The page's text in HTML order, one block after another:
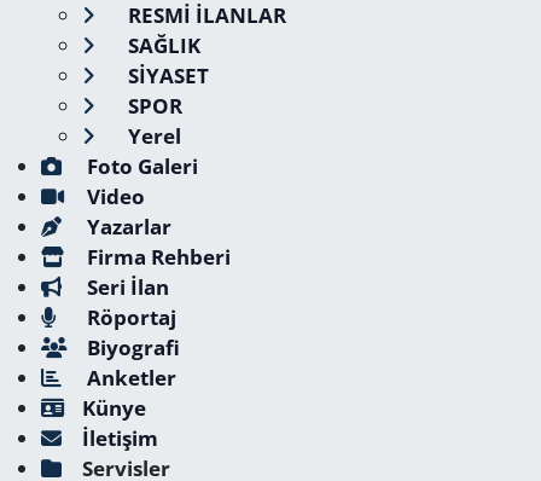
RESMİ İLANLAR
SAĞLIK
SİYASET
SPOR
Yerel
Foto Galeri
Video
Yazarlar
Firma Rehberi
Seri İlan
Röportaj
Biyografi
Anketler
Künye
İletişim
Servisler